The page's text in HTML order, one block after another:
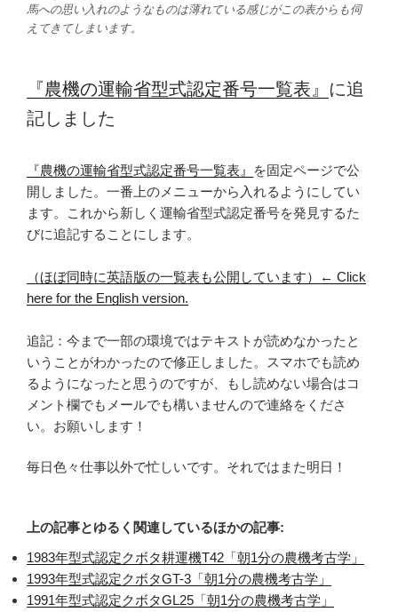
馬への思い入れのようなものは薄れている感じがこの表からも伺
えてきてしまいます。
『農機の運輸省型式認定番号一覧表』 に追
記しました
『農機の運輸省型式認定番号一覧表』
を固定ページで公
開しました。一番上のメニューから入れるようにしてい
ます。これから新しく運輸省型式認定番号を発見するた
びに追記することにします。
（ほぼ同時に英語版の一覧表も公開しています）← Click
here for the English version.
追記：今まで一部の環境ではテキストが読めなかったと
いうことがわかったので修正しました。スマホでも読め
るようになったと思うのですが、もし読めない場合はコ
メント欄でもメールでも構いませんので連絡をくださ
い。お願いします！
毎日色々仕事以外で忙しいです。それではまた明日！
上の記事とゆるく関連しているほかの記事:
1983年型式認定クボタ耕運機T42「朝1分の農機考古学」
1993年型式認定クボタGT-3「朝1分の農機考古学」
1991年型式認定クボタGL25「朝1分の農機考古学」